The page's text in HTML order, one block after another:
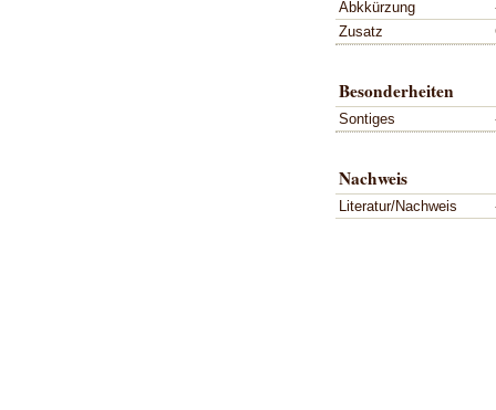
Abkkürzung
Zusatz
Besonderheiten
Sontiges
Nachweis
Literatur/Nachweis